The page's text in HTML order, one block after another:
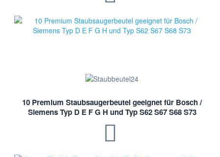
10 Premium Staubsaugerbeutel geeignet für Bosch /
Siemens Typ D E F G H und Typ S62 S67 S68 S73